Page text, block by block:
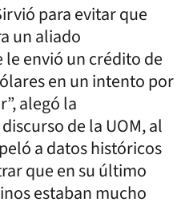
para evitar que
un aliado
envió un crédito de
en un intento por
alegó la
de la UOM, al
a datos históricos
que en su último
estaban mucho